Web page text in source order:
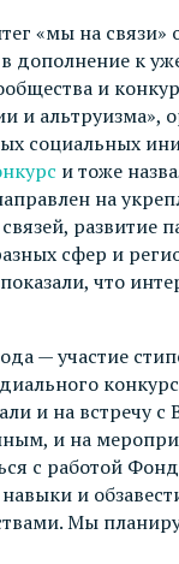
«мы на связи»
дополнение к
и
и альтруизма»,
социальных
и тоже
на
развитие
сфер и
что
— участие
и на встречу
и на
с работой
и
Мы